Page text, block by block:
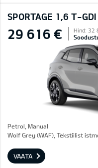
SPORTAGE 1,6 T-
29 616 € Hind: 32
Petrol, Manual
Wolf Grey (WAF), Tekstiilist
VAATA